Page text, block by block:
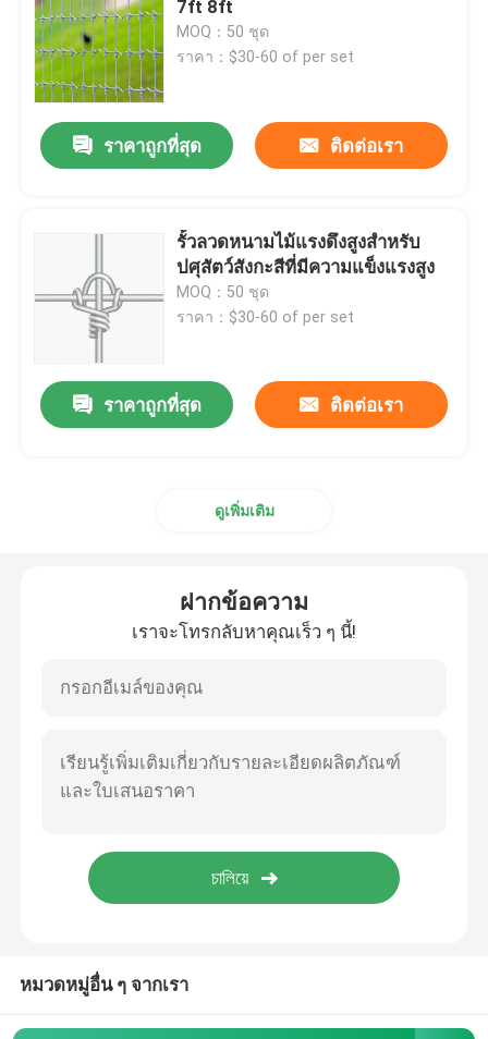
โพสต์รั้วโลหะ
7ft 8ft
MOQ：50 ชุด
ราคา：$30-60 of per set
ราคาถูกที่สุด ติดต่อเรา
รั้วลวดหนามไม้แรงดึงสูงสำหรับ
ปศุสัตว์สังกะสีที่มีความแข็งแรงสูง
MOQ：50 ชุด
ราคา：$30-60 of per set
ราคาถูกที่สุด ติดต่อเรา
ดูเพิ่มเติม
ฝากข้อความ
เราจะโทรกลับหาคุณเร็ว ๆ นี้!
หมวดหมู่อื่น ๆ จากเรา